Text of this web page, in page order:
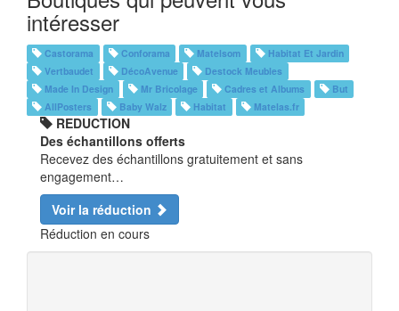
intéresser
Castorama Conforama Matelsom
Habitat Et Jardin
Vertbaudet
DécoAvenue
Destock Meubles
Made In Design
Mr Bricolage Cadres et Albums
But
AllPosters
Baby Walz Habitat Matelas.fr
REDUCTION
Des échantillons offerts
Recevez des échantillons gratuitement et sans
engagement…
Voir la réduction
Réduction en cours